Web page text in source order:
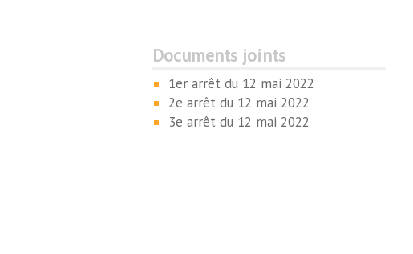
Documents joints
1er arrêt du 12 mai 2022
2e arrêt du 12 mai 2022
3e arrêt du 12 mai 2022